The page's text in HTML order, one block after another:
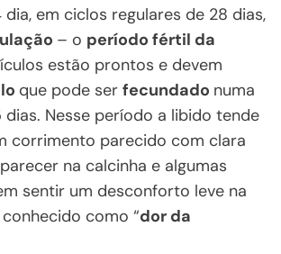
dia, em ciclos regulares de 28 dias,
– o período fértil da
estão prontos e devem
que pode ser fecundado numa
dias. Nesse período a libido tende
corrimento parecido com clara
na calcinha e algumas
sentir um desconforto leve na
como “dor da